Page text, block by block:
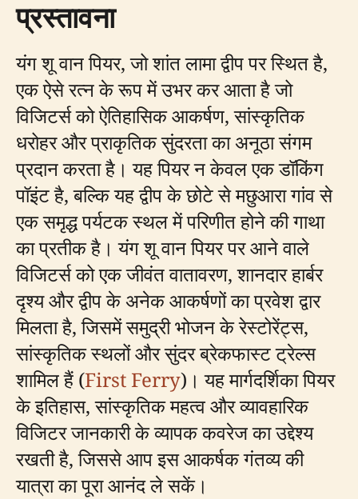
प्रस्तावना
यंग शू वान पियर, जो शांत लामा द्वीप पर स्थित है,
एक ऐसे रत्न के रूप में उभर कर आता है जो
विजिटर्स को ऐतिहासिक आकर्षण, सांस्कृतिक
धरोहर और प्राकृतिक सुंदरता का अनूठा संगम
प्रदान करता है। यह पियर न केवल एक डॉकिंग
पॉइंट है, बल्कि यह द्वीप के छोटे से मछुआरा गांव से
एक समृद्ध पर्यटक स्थल में परिणीत होने की गाथा
का प्रतीक है। यंग शू वान पियर पर आने वाले
विजिटर्स को एक जीवंत वातावरण, शानदार हार्बर
दृश्य और द्वीप के अनेक आकर्षणों का प्रवेश द्वार
मिलता है, जिसमें समुद्री भोजन के रेस्टोरेंट्स,
सांस्कृतिक स्थलों और सुंदर ब्रेकफास्ट ट्रेल्स
शामिल हैं (First Ferry)। यह मार्गदर्शिका पियर
के इतिहास, सांस्कृतिक महत्व और व्यावहारिक
विजिटर जानकारी के व्यापक कवरेज का उद्देश्य
रखती है, जिससे आप इस आकर्षक गंतव्य की
यात्रा का पूरा आनंद ले सकें।